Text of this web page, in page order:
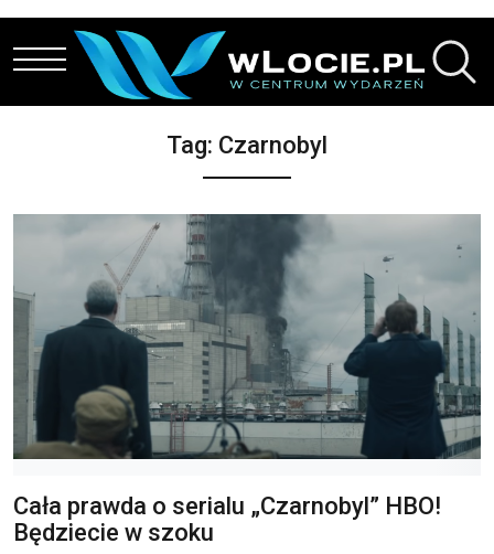
Przejdź do treści
Tag: Czarnobyl
Cała prawda o serialu „Czarnobyl” HBO!
Będziecie w szoku